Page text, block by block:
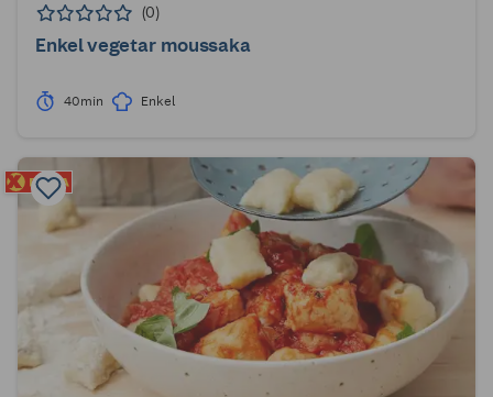
(0)
Enkel vegetar moussaka
40min Enkel